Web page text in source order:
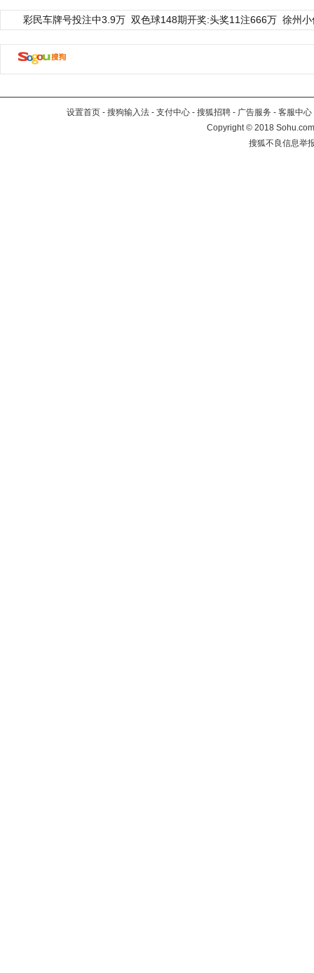
彩民车牌号投注中3.9万 双色球148期开奖:头奖11注666万 徐州
设置首页 - 搜狗输入法 - 支付中心 - 搜狐招聘 - 广告服务 - 客服中心
Copyright©2018
搜狐不良信息举